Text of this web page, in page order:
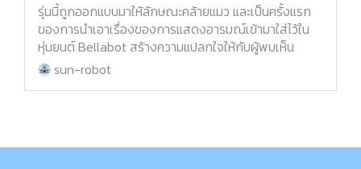
รุ่นนี้ถูกออกแบบมาให้ลักษณะคล้ายแมว และเป็นครั้งแรก
ของการนำเอาเรื่องของการแสดงอารมณ์เข้ามาใส่ไว้ใน
หุ่นยนต์ Bellabot สร้างความแปลกใจให้กับผู้พบเห็น
sun-robot